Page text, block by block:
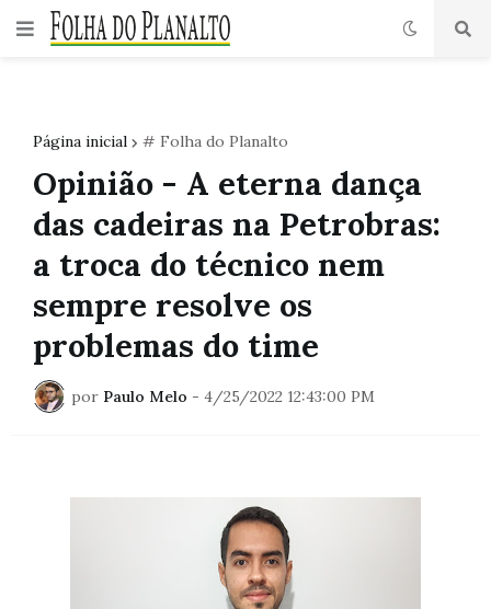
Página inicial # Folha do Planalto
Opinião - A eterna dança
das cadeiras na Petrobras:
a troca do técnico nem
sempre resolve os
problemas do time
por Paulo Melo - 4/25/2022 12:43:00 PM